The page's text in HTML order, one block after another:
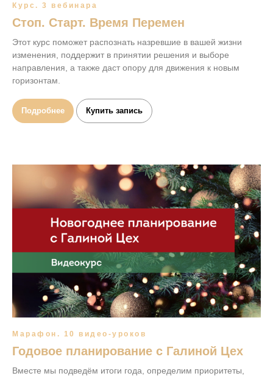
Курс. 3 вебинара
Стоп. Старт. Время Перемен
Этот курс поможет распознать назревшие в вашей жизни
изменения, поддержит в принятии решения и выборе
направления, а также даст опору для движения к новым
горизонтам.
Подробнее Купить запись
Марафон. 10 видео-уроков
Годовое планирование с Галиной Цех
Вместе мы подведём итоги года, определим приоритеты,